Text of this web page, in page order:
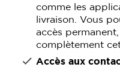
comme les
livraison. Vous
accès
complètement
Accès aux